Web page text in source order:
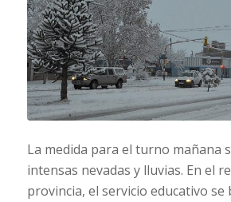
La medida para el turno mañana
intensas nevadas y lluvias. En el
provincia, el servicio educativo